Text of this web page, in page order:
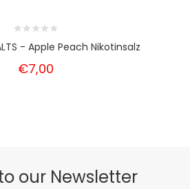
- Apple Peach Nikotinsalz
€7,00
our Newsletter